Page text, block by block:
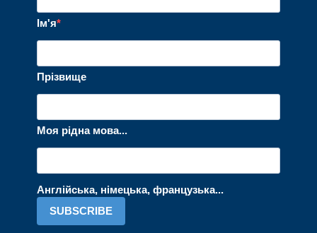
Ім'я
Прізвище
Моя рідна мова...
Англійська, німецька, французька...
SUBSCRIBE